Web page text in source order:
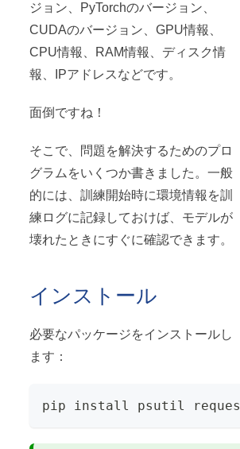
ジョン、PyTorchのバージョン、
CUDAのバージョン、GPU情報、
CPU情報、RAM情報、ディスク情
報、IPアドレスなどです。
面倒ですね！
そこで、問題を解決するためのプロ
グラムをいくつか書きました。一般
的には、訓練開始時に環境情報を訓
練ログに記録しておけば、モデルが
壊れたときにすぐに確認できます。
インストール
必要なパッケージをインストールし
ます：
pip install psutil